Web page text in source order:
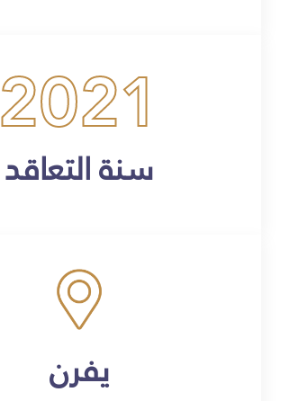
2021
سنة التعاقد
يفرن